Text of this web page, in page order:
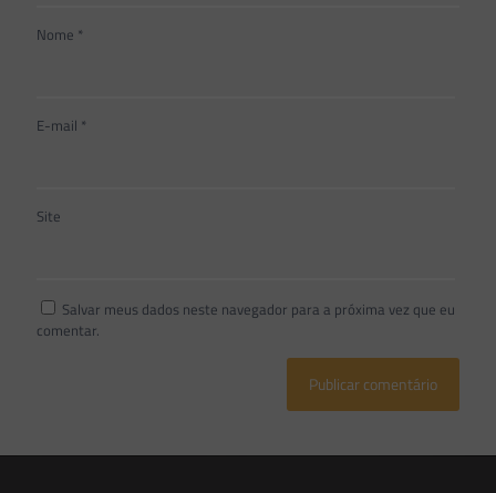
Nome *
E-mail *
Site
Salvar meus dados neste navegador para a próxima vez que eu
comentar.